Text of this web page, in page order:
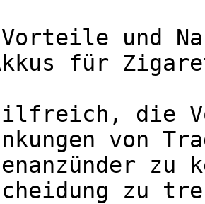
und
für
die
von
zu
zu